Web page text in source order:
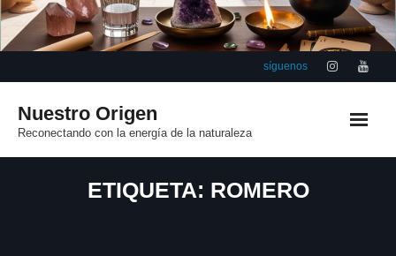
Saltar
síguenos
Nuestro Origen
Reconectando con la energía de la naturaleza
ETIQUETA: ROMERO